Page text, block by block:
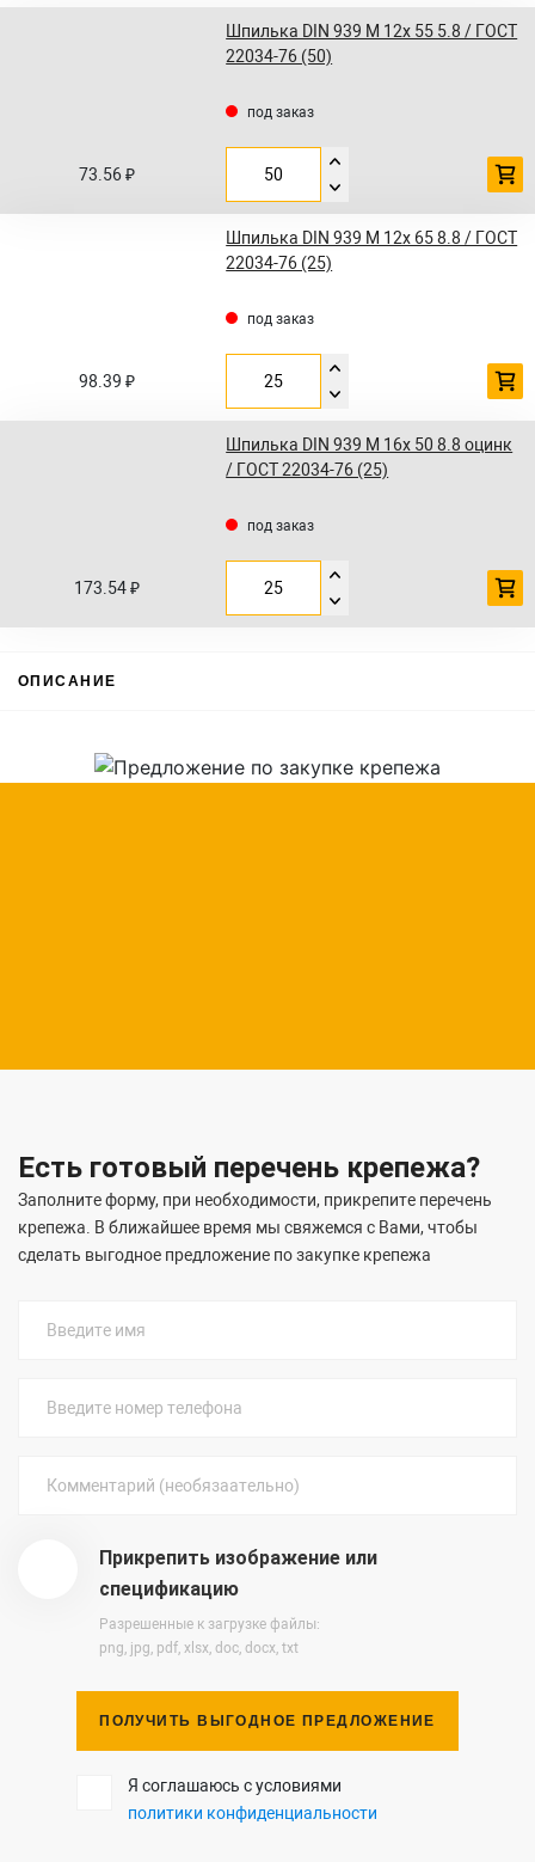
Шпилька DIN 939 M 12x 55 5.8 / ГОСТ
22034-76 (50)
под заказ
73.56 ₽
Шпилька DIN 939 M 12x 65 8.8 / ГОСТ
22034-76 (25)
под заказ
98.39 ₽
Шпилька DIN 939 M 16x 50 8.8 оцинк
/ ГОСТ 22034-76 (25)
под заказ
173.54 ₽
ОПИСАНИЕ
Есть готовый перечень крепежа?
Заполните форму, при необходимости, прикрепите перечень
крепежа. В ближайшее время мы свяжемся с Вами, чтобы
сделать выгодное предложение по закупке крепежа
Прикрепить изображение или
спецификацию
Разрешенные к загрузке файлы:
png, jpg, pdf, xlsx, doc, docx, txt
ПОЛУЧИТЬ ВЫГОДНОЕ ПРЕДЛОЖЕНИЕ
Я соглашаюсь с условиями
политики конфиденциальности